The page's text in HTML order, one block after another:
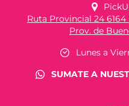
Ruta Provincial 24
Prov. de
Lunes a
SUMATE A